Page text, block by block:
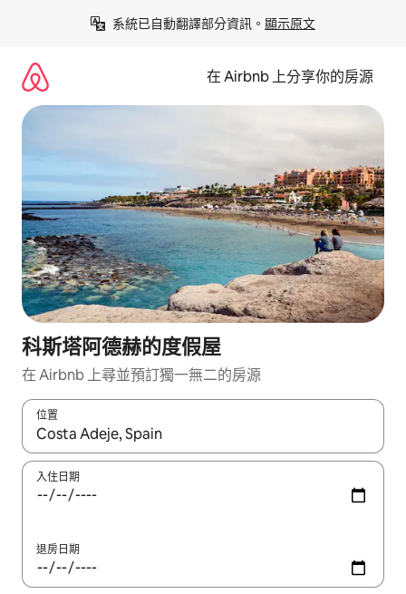
系統已自動翻譯部分資訊。 顯示原文
在 Airbnb 上分享你的房源
科斯塔阿德赫的度假屋
在 Airbnb 上尋並預訂獨一無二的房源
位置
如有搜尋結果，瀏覽內容時請使用上下箭頭，或輕點、滑動裝置。
入住日期
退房日期